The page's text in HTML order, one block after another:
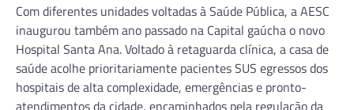
Com diferentes unidades voltadas à Saúde Pública, a AESC
inaugurou também ano passado na Capital gaúcha o novo
Hospital Santa Ana. Voltado à retaguarda clínica, a casa de
saúde acolhe prioritariamente pacientes SUS egressos dos
hospitais de alta complexidade, emergências e pronto-
atendimentos da cidade, encaminhados pela regulação da